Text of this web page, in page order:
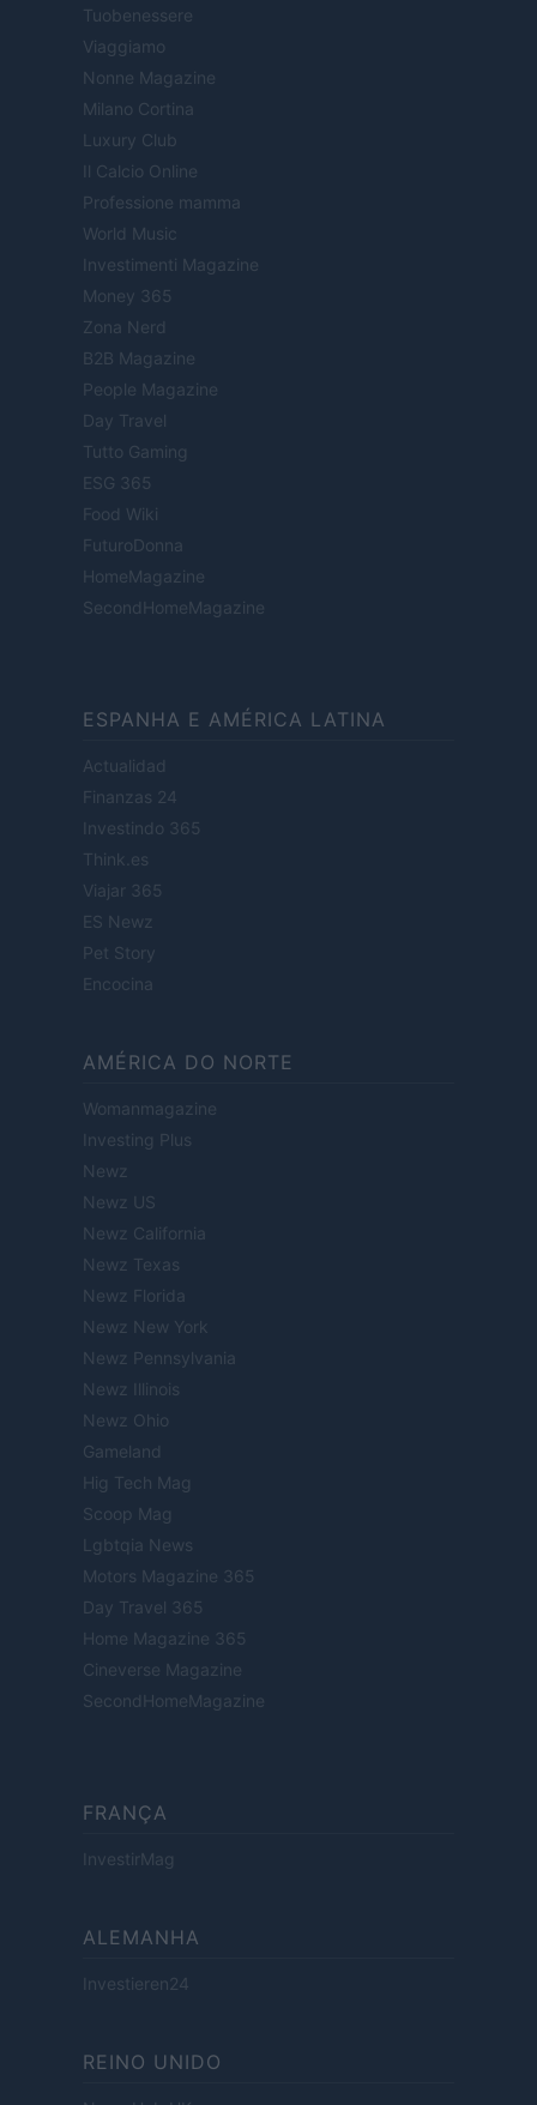
Tuobenessere
Viaggiamo
Nonne Magazine
Milano Cortina
Luxury Club
Il Calcio Online
Professione mamma
World Music
Investimenti Magazine
Money 365
Zona Nerd
B2B Magazine
People Magazine
Day Travel
Tutto Gaming
ESG 365
Food Wiki
FuturoDonna
HomeMagazine
SecondHomeMagazine
ESPANHA E AMÉRICA LATINA
Actualidad
Finanzas 24
Investindo 365
Think.es
Viajar 365
ES Newz
Pet Story
Encocina
AMÉRICA DO NORTE
Womanmagazine
Investing Plus
Newz
Newz US
Newz California
Newz Texas
Newz Florida
Newz New York
Newz Pennsylvania
Newz Illinois
Newz Ohio
Gameland
Hig Tech Mag
Scoop Mag
Lgbtqia News
Motors Magazine 365
Day Travel 365
Home Magazine 365
Cineverse Magazine
SecondHomeMagazine
FRANÇA
InvestirMag
ALEMANHA
Investieren24
REINO UNIDO